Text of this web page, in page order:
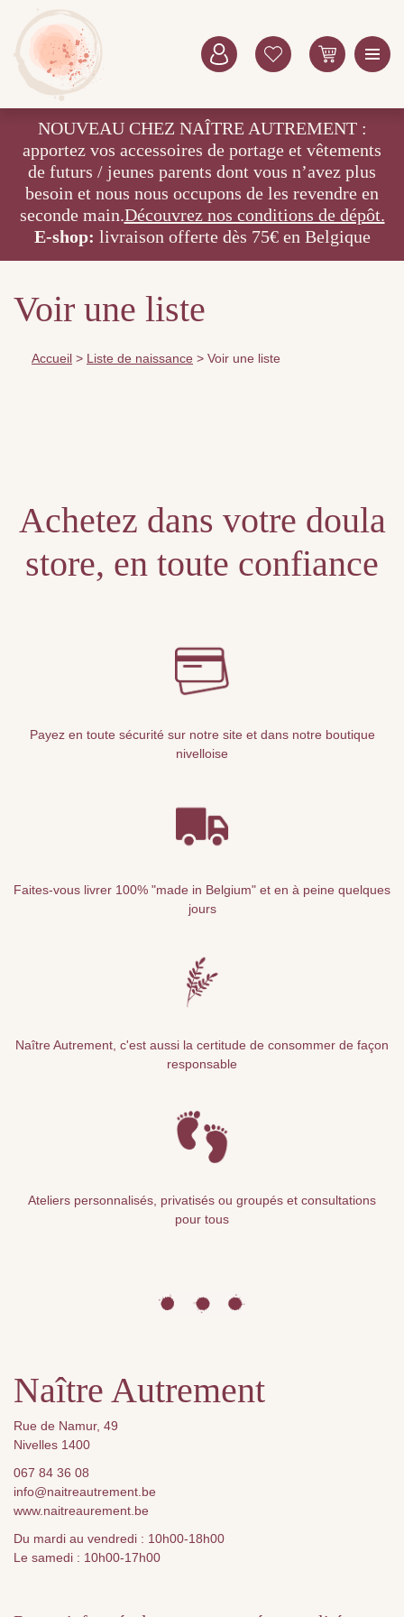
NOUVEAU CHEZ NAÎTRE AUTREMENT :
apportez vos accessoires de portage et vêtements
de futurs / jeunes parents dont vous n’avez plus
besoin et nous nous occupons de les revendre en
seconde main.Découvrez nos conditions de dépôt.
E-shop: livraison offerte dès 75€ en Belgique
Voir une liste
Accueil > Liste de naissance > Voir une liste
Achetez dans votre doula
store, en toute confiance
Payez en toute sécurité sur notre site et dans notre boutique
nivelloise
Faites-vous livrer 100% "made in Belgium" et en à peine quelques
jours
Naître Autrement, c'est aussi la certitude de consommer de façon
responsable
Ateliers personnalisés, privatisés ou groupés et consultations
pour tous
Naître Autrement
Rue de Namur, 49
Nivelles 1400
067 84 36 08
info@naitreautrement.be
www.naitreaurement.be
Du mardi au vendredi : 10h00-18h00
Le samedi : 10h00-17h00